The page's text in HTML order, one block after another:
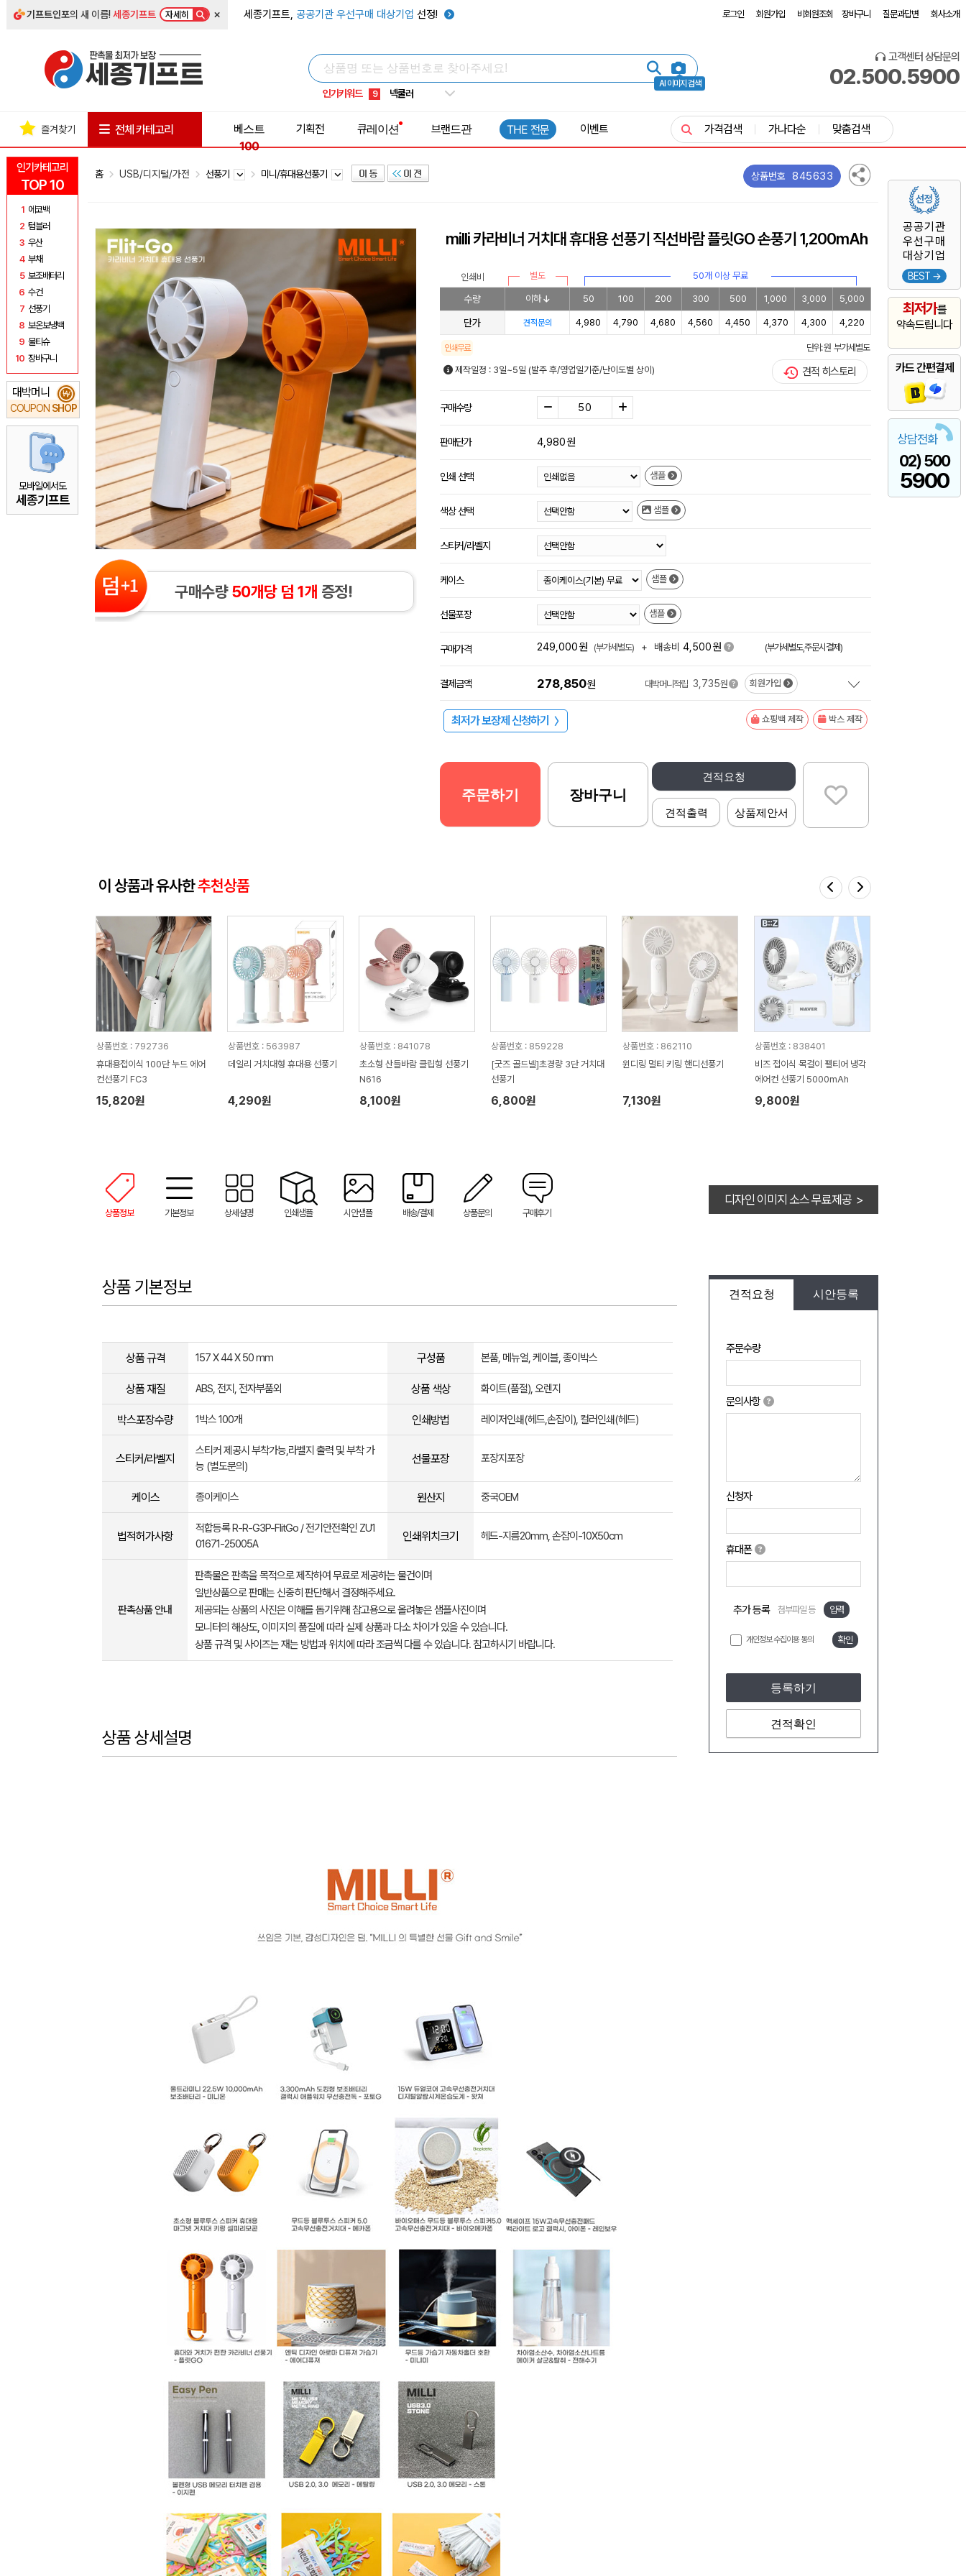
기프트인포의 새 이름!세종기프트 자세히 × 세종기프트, 공공기관 우선구매 대상기업 선정! 로그인 회원가입 비회원조회 장바구니 질문과답변 회사소개
AI 이미지 검색
인기키워드
5 키캡
8 쿨토시
9 넥쿨러
1 선풍기
고객센터 상담문의
02.500.5900
인기카테고리
TOP 10
1 에코백
2 텀블러
3 우산
4 부채
5 보조배터리
6 수건
7 선풍기
8 보온보냉백
9 물티슈
10 장바구니
대박머니
COUPON SHOP
₩
모바일에서도
세종기프트
공공기관
우선구매
대상기업
BEST →
최저가를
약속드립니다
카드 간편결제
상담전화
02) 500
5900
즐겨찾기 전체 카테고리
베스트
100
기획전 큐레이션 브랜드관 THE 전문 이벤트 가격검색 가나다순 맞춤검색
홈 USB/디지털/가전 선풍기 미니/휴대용선풍기 상품번호 845633
구매수량50개당 덤 1개 증정!
milli 카라비너 거치대 휴대용 선풍기 직선바람 플릿GO 손풍기 1,200mAh
인쇄비 별도 50개 이상 무료
수량 이하 50 100 200 300 500 1,000 3,000 5,000
단가 견적문의 4,980 4,790 4,680 4,560 4,450 4,370 4,300 4,220
인쇄무료 단위: 원 부가세별도
제작일정 : 3일~5일 (발주 후/영업일기준/난이도별 상이) 견적 히스토리
구매수량
판매단가 4,980원
인쇄 선택 샘플
색상 선택 샘플
스티커/라벨지
케이스 샘플
선물포장 샘플
구매가격 249,000원 (부가세별도) + 배송비 4,500원 (부가세별도,주문시결제)
결제금액 278,850원 대박머니적립 3,735원 회원가입
최저가 보장제 신청하기 〉 쇼핑백 제작 박스 제작
견적요청
견적출력 상품제안서
주문하기 장바구니
이 상품과 유사한추천상품
상품번호 : 792736
휴대용접이식 100단 누드 에어
컨선풍기 FC3
15,820원
상품번호 : 563987
데일리 거치대형 휴대용 선풍기
4,290원
상품번호 : 841078
초소형 산들바람 클립형 선풍기
N616
8,100원
상품번호 : 859228
[굿즈 골드넬]초경량 3단 거치대
선풍기
6,800원
상품번호 : 862110
윈디링 멀티 키링 핸디선풍기
7,130원
상품번호 : 838401
비즈 접이식 목걸이 펠티어 냉각
에어컨 선풍기 5000mAh
9,800원
상품정보 기본정보 상세설명 인쇄샘플 시안샘플 배송/결제 상품문의 구매후기
디자인 이미지 소스 무료제공 >
견적요청 시안등록
주문수량
문의사항
신청자
휴대폰
추가 등록 첨부파일 등 입력
개인정보 수집이용 동의 확인
등록하기
견적확인
상품 기본정보
상품 규격 157 X 44 X 50 mm 구성품 본품, 메뉴얼, 케이블, 종이박스
상품 재질 ABS, 전지, 전자부품외 상품 색상 화이트(품절), 오렌지
박스포장수량 1박스 100개 인쇄방법 레이저인쇄(헤드,손잡이), 컬러인쇄(헤드)
스티커/라벨지
스티커 제공시 부착가능,라벨지 출력 및 부착 가
능 (별도문의)
선물포장 포장지포장
케이스 종이케이스 원산지 중국OEM
법적허가사항
적합등록 R-R-G3P-FlitGo / 전기안전확인 ZU1
01671-25005A
인쇄위치크기 헤드-지름20mm, 손잡이-10X50cm
판촉상품 안내
판촉물은 판촉을 목적으로 제작하여 무료로 제공하는 물건이며
일반상품으로 판매는 신중히 판단해서 결정해주세요.
제공되는 상품의 사진은 이해를 돕기위해 참고용으로 올려놓은 샘플사진이며
모니터의 해상도, 이미지의 품질에 따라 실제 상품과 다소 차이가 있을 수 있습니다.
상품 규격 및 사이즈는 재는 방법과 위치에 따라 조금씩 다를 수 있습니다. 참고하시기 바랍니다.
상품 상세설명